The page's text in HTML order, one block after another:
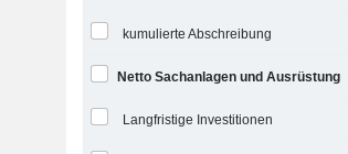
kumulierte Abschreibung
Netto Sachanlagen und Ausrüstung
Langfristige Investitionen